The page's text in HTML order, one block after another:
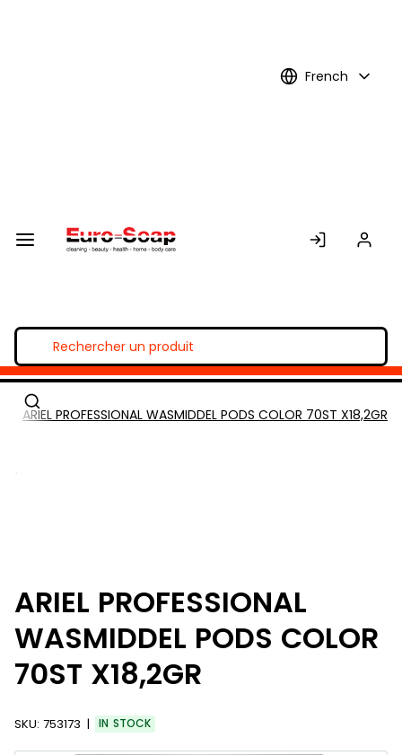
French
ARIEL PROFESSIONAL WASMIDDEL PODS COLOR 70ST X18,2GR
ARIEL PROFESSIONAL
WASMIDDEL PODS COLOR
70ST X18,2GR
SKU: 753173 IN STOCK